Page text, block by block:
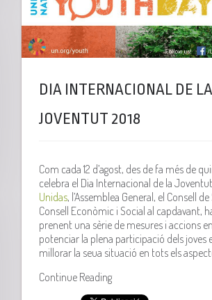
DIA INTERNACIONAL DE LA
JOVENTUT 2018
Com cada 12 d’agost, des de fa més de
celebra el Dia Internacional de la
Unidas, l’Assemblea General, el Consell
Consell Econòmic i Social al capdavant,
prenent una sèrie de mesures i accions
potenciar la plena participació dels joves
millorar la seua situació en tots els
Continue Reading